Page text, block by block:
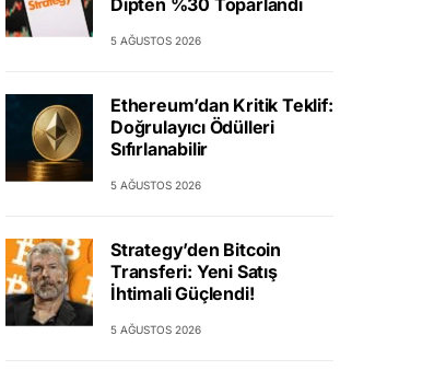
5 AĞUSTOS 2026
Ethereum’dan Kritik Teklif:
Doğrulayıcı Ödülleri
Sıfırlanabilir
5 AĞUSTOS 2026
Strategy’den Bitcoin
Transferi: Yeni Satış
İhtimali Güçlendi!
5 AĞUSTOS 2026